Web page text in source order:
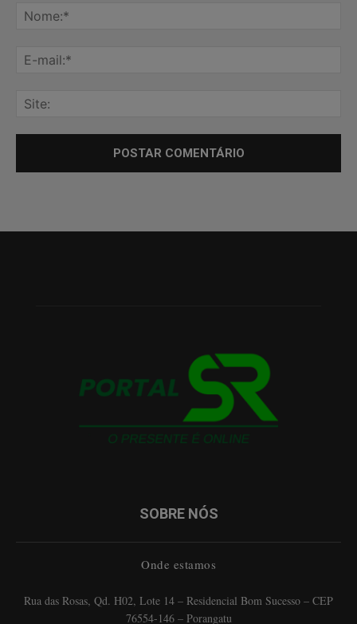
SOBRE NÓS
Onde estamos
Rua das Rosas, Qd. H02, Lote 14 – Residencial Bom Sucesso – CEP
76554-146 – Porangatu